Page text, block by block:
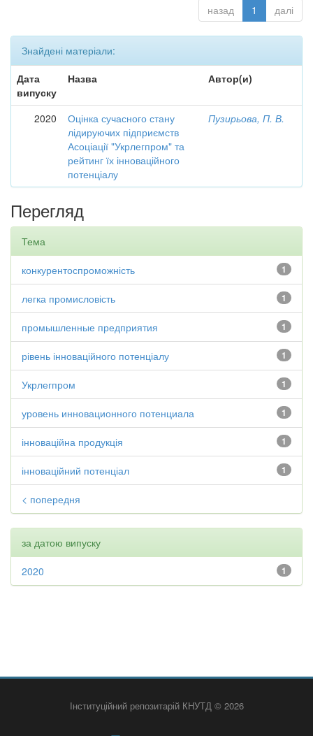
назад 1 далі
Знайдені матеріали:
Дата
випуску
Назва Автор(и)
2020
Оцінка сучасного стану
лідируючих підприємств
Асоціації "Укрлегпром" та
рейтинг їх інноваційного
потенціалу
Пузирьова, П. В.
Перегляд
Тема
1
конкурентоспроможність
1
легка промисловість
1
промышленные предприятия
1
рівень інноваційного потенціалу
1
Укрлегпром
1
уровень инновационного потенциала
1
інноваційна продукція
1
інноваційний потенціал
< попередня
за датою випуску
1
2020
Інституційний репозитарій КНУТД © 2026